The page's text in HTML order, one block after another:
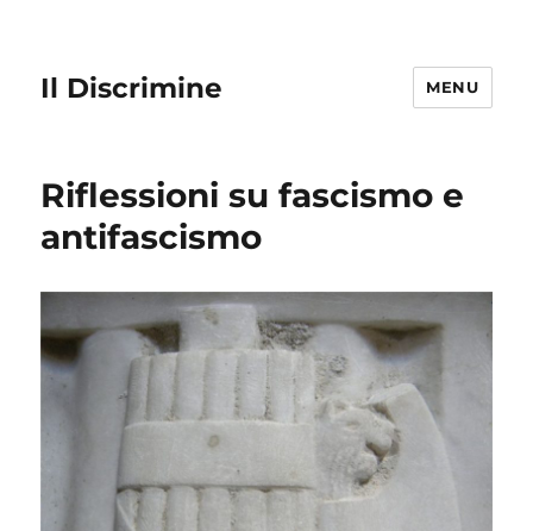
Il Discrimine MENU
Riflessioni su fascismo e
antifascismo